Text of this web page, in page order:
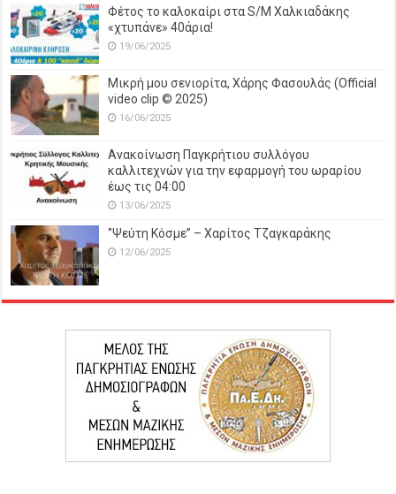
Φέτος το καλοκαίρι στα S/M Χαλκιαδάκης
«χτυπάνε» 40άρια!
19/06/2025
Μικρή μου σενιορίτα, Χάρης Φασουλάς (Official
video clip © 2025)
16/06/2025
Ανακοίνωση Παγκρήτιου συλλόγου
καλλιτεχνών για την εφαρμογή του ωραρίου
έως τις 04:00
13/06/2025
‘’Ψεύτη Κόσμε’’ – Χαρίτος Τζαγκαράκης
12/06/2025